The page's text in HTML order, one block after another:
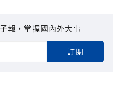
報，掌握國內外大事
訂閱